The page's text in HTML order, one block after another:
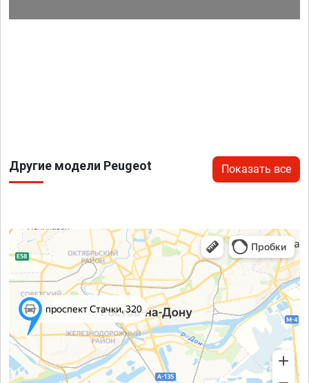
Другие модели Peugeot Показать все